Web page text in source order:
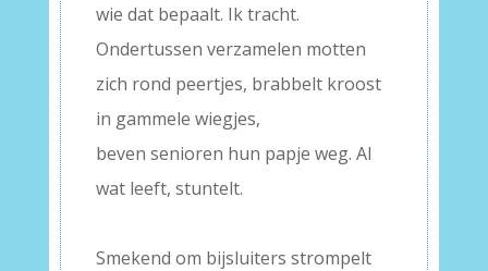
wie dat bepaalt. Ik tracht.
Ondertussen verzamelen motten
zich rond peertjes, brabbelt kroost
in gammele wiegjes,
beven senioren hun papje weg. Al
wat leeft, stuntelt.
Smekend om bijsluiters strompelt